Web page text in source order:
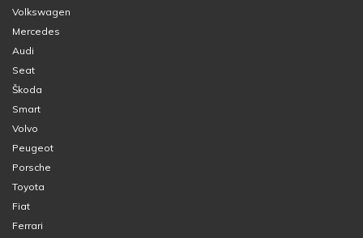
Volkswagen
Mercedes
Audi
Seat
Škoda
Smart
Volvo
Peugeot
Porsche
Toyota
Fiat
Ferrari